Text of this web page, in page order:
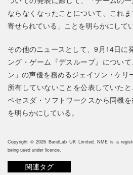
ならなくなったことについて、これ
寄せられている」ことを明らかにしてい
その他のニュースとして、9月14日に
ング・ゲーム『デスループ』につい
ン」の声優を務めるジェイソン・ケ
所有していないことを公表していた
ベセスダ・ソフトワークスから同機
を明らかにしている。
Copyright © 2026 BandLab UK Limited. NME is a
being used under licence.
関連タグ